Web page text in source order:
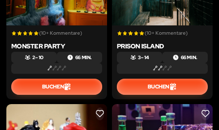
(10+ Kommentare)
MONSTER PARTY
2 – 10 66 MIN.
BUCHEN
(10+ Kommentare)
PRISON ISLAND
3 – 14 66 MIN.
BUCHEN
LIKE LIKE